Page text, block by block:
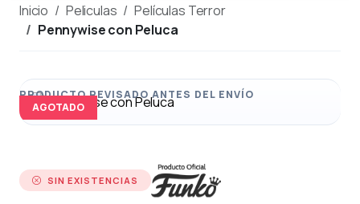
Inicio Peliculas
Películas Terror
Pennywise con Peluca
AGOTADO
SIN EXISTENCIAS